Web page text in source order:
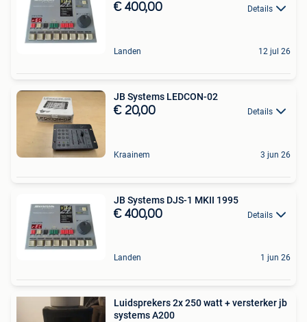
€ 400,00 Details
Landen 12 jul 26
JB Systems LEDCON-02
€ 20,00 Details
Kraainem 3 jun 26
JB Systems DJS-1 MKII 1995
€ 400,00 Details
Landen 1 jun 26
Luidsprekers 2x 250 watt + versterker jb
systems A200